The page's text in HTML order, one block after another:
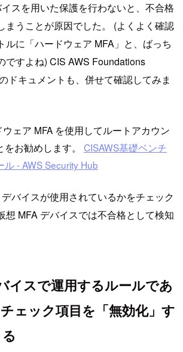
イスを用いた保護を行わないと、不合格
まうことが原因でした。 (よくよく確認
ルに「ハードウェア MFA」と、ばっち
ですよね) CIS AWS Foundations
ドキュメントも、併せて確認してみま
ェア MFA を使用してルートアカウン
をお勧めします。 CISAWS基礎ベンチ
- AWS Security Hub
バイスが使用されているかをチェック
想 MFA デバイスでは不合格として検知
イスで運用するルールであ
ェック項目を「無効化」す